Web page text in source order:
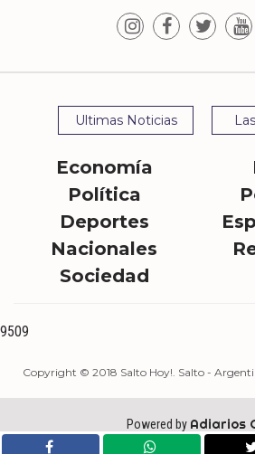
Ultimas Noticias
Economía
Política
Deportes
Nacionales
Sociedad
9509
Copyright © 2018 Salto Hoy!. Salto -
Powered by Adiarios